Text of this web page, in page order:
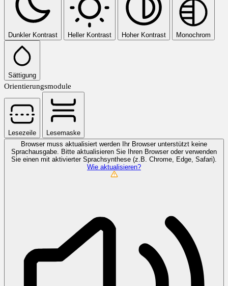
Dunkler Kontrast Heller Kontrast Hoher Kontrast Monochrom
Sättigung
Orientierungsmodule
Lesezeile
Lesemaske
Browser muss aktualisiert werden
Ihr Browser unterstützt keine
Sprachausgabe. Bitte aktualisieren Sie Ihren Browser oder verwenden
Sie einen mit aktivierter Sprachsynthese (z.B. Chrome, Edge, Safari).
Wie aktualisieren?